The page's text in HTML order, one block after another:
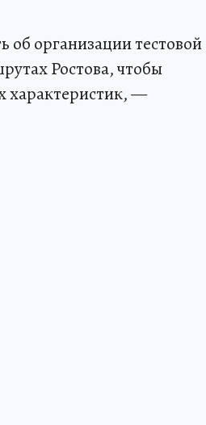
об организации тестовой
Ростова, чтобы
характеристик, —